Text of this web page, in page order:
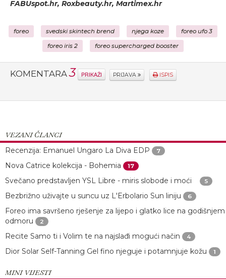
FABUspot.hr, Roxbeauty.hr, Martimex.hr
foreo svedski skintech brend njega koze foreo ufo 3
foreo iris 2 foreo supercharged booster
KOMENTARA3 PRIKAŽI PRIJAVA ISPIS
VEZANI ČLANCI
Recenzija: Emanuel Ungaro La Diva EDP
7
Nova Catrice kolekcija - Bohemia 17
Svečano predstavljen YSL Libre - miris slobode i moći 5
Bezbrižno uživajte u suncu uz L'Erbolario Sun liniju 6
Foreo ima savršeno rješenje za lijepo i glatko lice na godišnjem
odmoru
2
Recite Samo ti i Volim te na najslađi mogući način 4
Dior Solar Self-Tanning Gel fino njeguje i potamnjuje kožu 1
MINI VIJESTI